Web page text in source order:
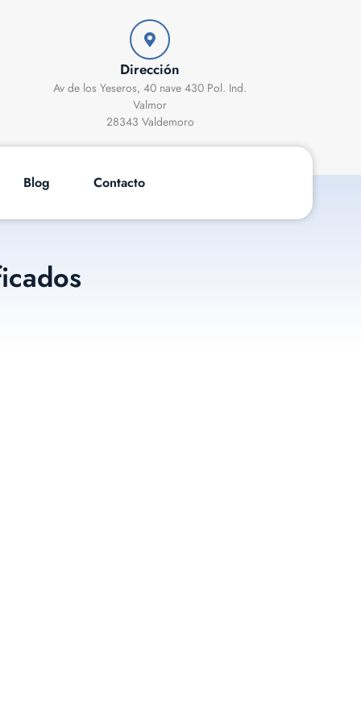
Dirección
Av de los Yeseros, 40 nave 430 Pol. Ind.
Valmor
28343 Valdemoro
Blog Contacto